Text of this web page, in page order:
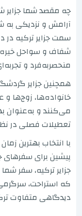
چه مقصد شما جزایر
آرامش و نزدیکی
سمت جزایر ترکیه در
شفاف و سواحل
منحصربه‌فرد و
همچنین جزایر
خانواده‌ها، زوج‌ها
می‌کنند و به‌عنوان
تعطیلات فصلی در
با انتخاب بهترین زمان
پیشین برای
جزایر ترکیه، سفر
که استراحت،
دیدگاهی متفاوت